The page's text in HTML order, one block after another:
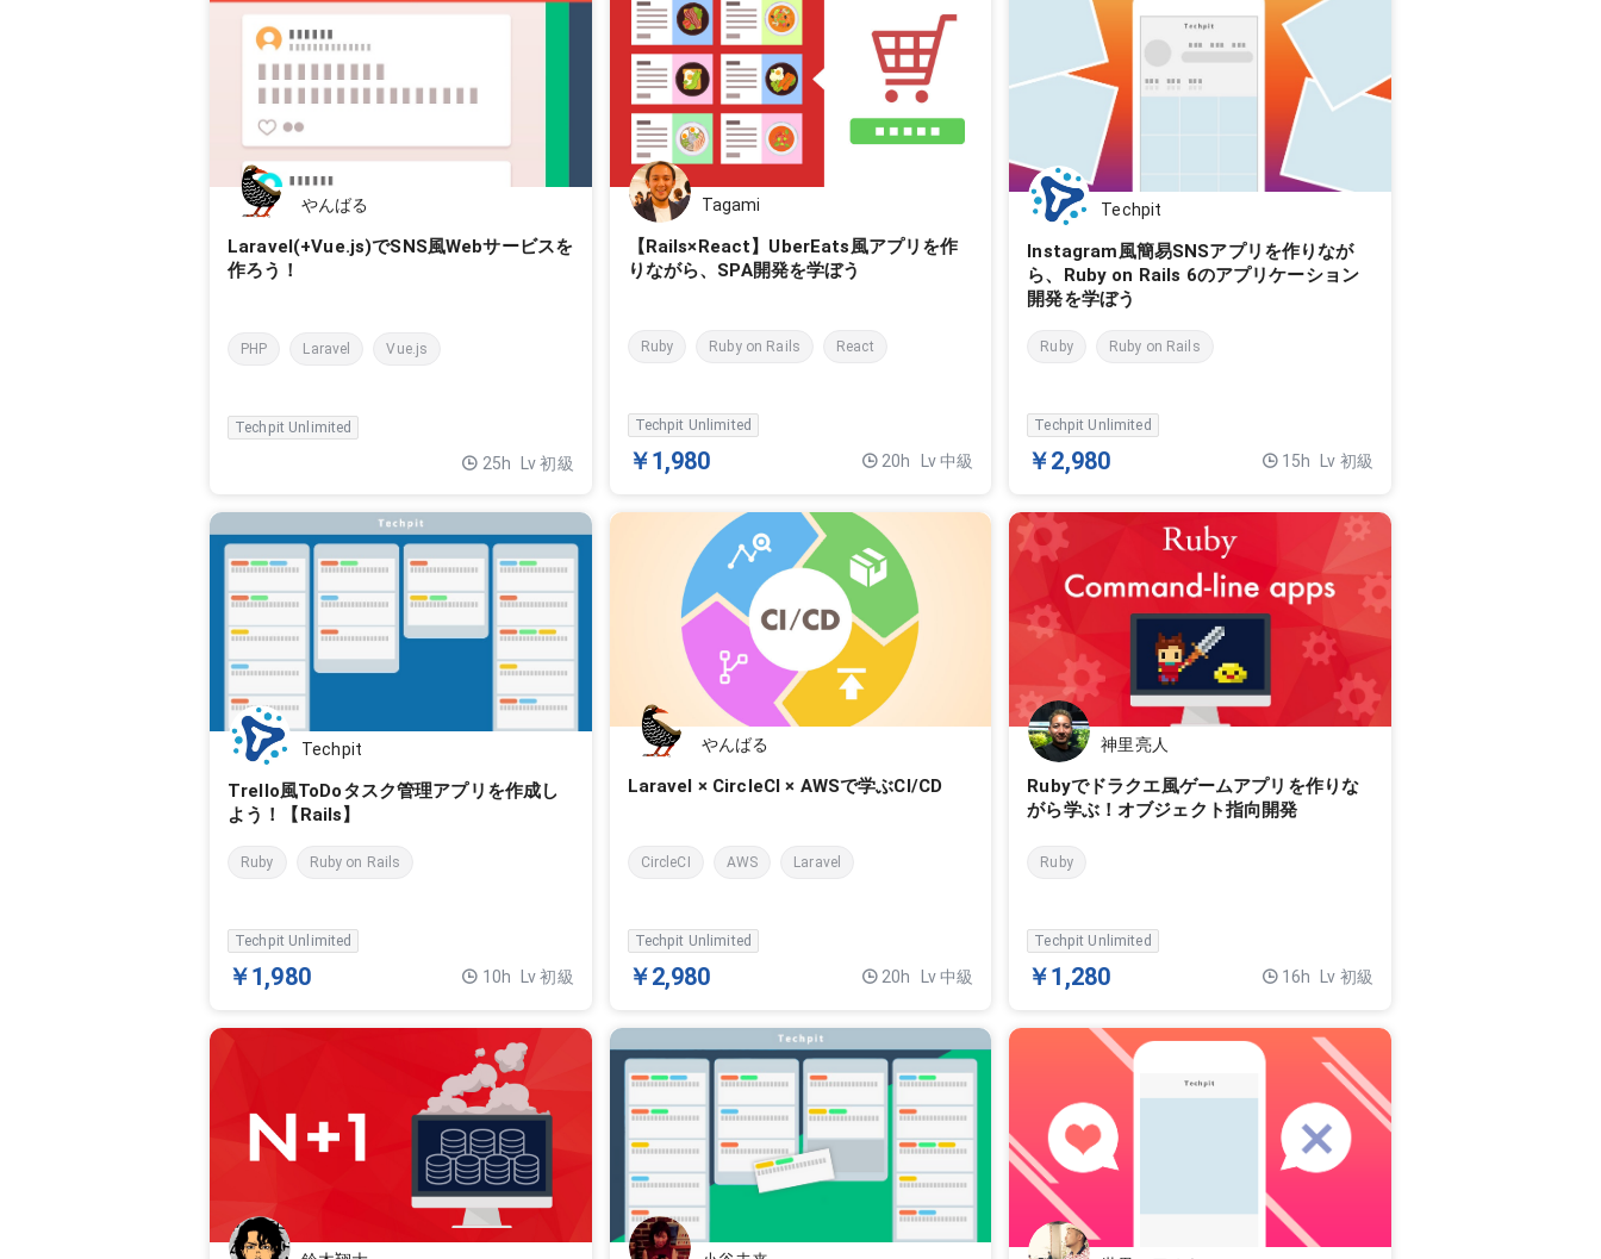
やんばる
Laravel(+Vue.js)でSNS風Webサービスを
作ろう！
PHP Laravel Vue.js
Techpit Unlimited
25h Lv 初級
Tagami
【Rails×React】UberEats風アプリを作
りながら、SPA開発を学ぼう
Ruby Ruby on Rails React
Techpit Unlimited
￥1,980 20h Lv 中級
Techpit
Instagram風簡易SNSアプリを作りなが
ら、Ruby on Rails 6のアプリケーション
開発を学ぼう
Ruby Ruby on Rails
Techpit Unlimited
￥2,980 15h Lv 初級
Techpit
Trello風ToDoタスク管理アプリを作成し
よう！【Rails】
Ruby Ruby on Rails
Techpit Unlimited
￥1,980 10h Lv 初級
やんばる
Laravel × CircleCI × AWSで学ぶCI/CD
CircleCI AWS Laravel
Techpit Unlimited
￥2,980 20h Lv 中級
神里亮人
Rubyでドラクエ風ゲームアプリを作りな
がら学ぶ！オブジェクト指向開発
Ruby
Techpit Unlimited
￥1,280 16h Lv 初級